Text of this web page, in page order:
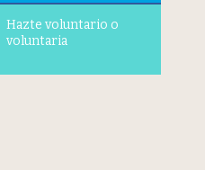
Hazte voluntario o
voluntaria